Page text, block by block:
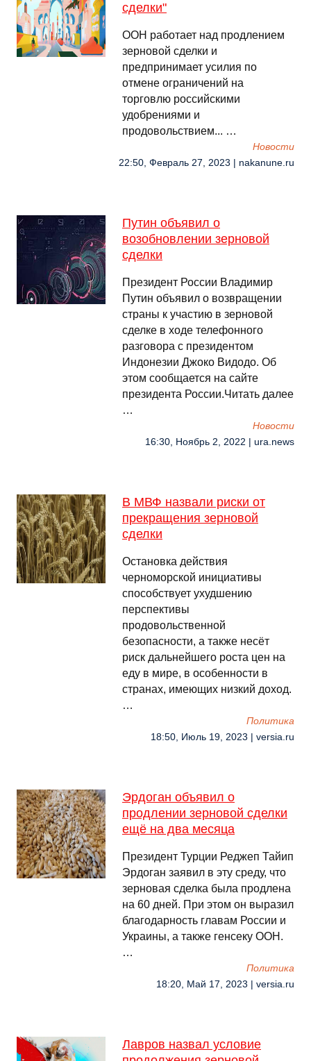
сделки"
ООН работает над продлением
зерновой сделки и
предпринимает усилия по
отмене ограничений на
торговлю российскими
удобрениями и
продовольствием... …
Новости
22:50, Февраль 27, 2023 | nakanune.ru
Путин объявил о
возобновлении зерновой
сделки
Президент России Владимир
Путин объявил о возвращении
страны к участию в зерновой
сделке в ходе телефонного
разговора с президентом
Индонезии Джоко Видодо. Об
этом сообщается на сайте
президента России.Читать далее
…
Новости
16:30, Ноябрь 2, 2022 | ura.news
В МВФ назвали риски от
прекращения зерновой
сделки
Остановка действия
черноморской инициативы
способствует ухудшению
перспективы
продовольственной
безопасности, а также несёт
риск дальнейшего роста цен на
еду в мире, в особенности в
странах, имеющих низкий доход.
…
Политика
18:50, Июль 19, 2023 | versia.ru
Эрдоган объявил о
продлении зерновой сделки
ещё на два месяца
Президент Турции Реджеп Тайип
Эрдоган заявил в эту среду, что
зерновая сделка была продлена
на 60 дней. При этом он выразил
благодарность главам России и
Украины, а также генсеку ООН.
…
Политика
18:20, Май 17, 2023 | versia.ru
Лавров назвал условие